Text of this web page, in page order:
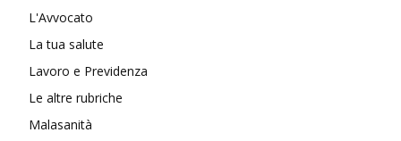
L'Avvocato
La tua salute
Lavoro e Previdenza
Le altre rubriche
Malasanità